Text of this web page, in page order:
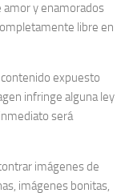
amor y enamorados
libre en
expuesto
infringe alguna ley
será
imágenes de
imágenes bonitas,